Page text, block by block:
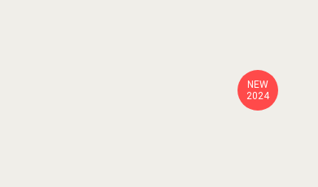
NEW
2024